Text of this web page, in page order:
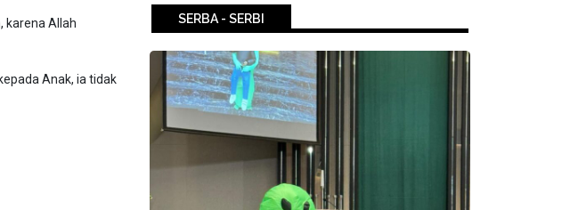
karena Allah
Anak, ia tidak
SERBA - SERBI